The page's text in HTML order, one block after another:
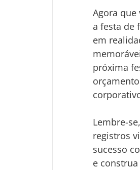
Agora
a festa de
em
próxima
Lembre-
registros
sucesso
e